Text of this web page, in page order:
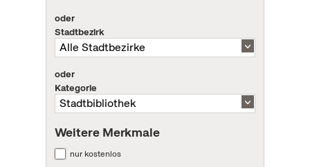
oder
Stadtbezirk
oder
Kategorie
Weitere Merkmale
nur kostenlos